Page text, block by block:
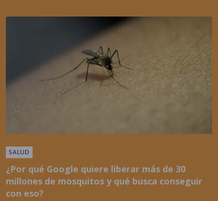
SALUD
¿Por qué Google quiere liberar más de 30
millones de mosquitos y qué busca conseguir
con eso?